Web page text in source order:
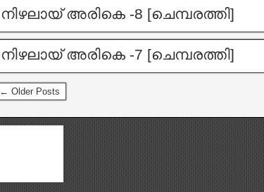
നിഴലായ് അരികെ -8 [ചെമ്പരത്തി]
നിഴലായ് അരികെ -7 [ചെമ്പരത്തി]
← Older Posts